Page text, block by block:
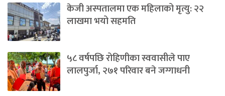
केजी अस्पतालमा एक महिलाको मृत्यु: २२
लाखमा भयो सहमति
५८ वर्षपछि रोहिणीका स्ववासीले पाए
लालपुर्जा, २७१ परिवार बने जग्गाधनी